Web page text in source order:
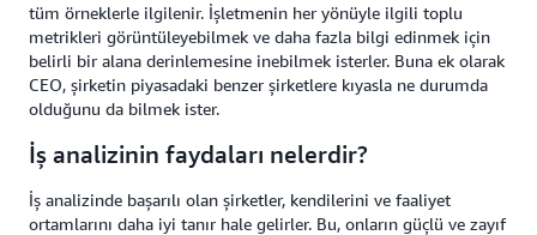
tüm örneklerle ilgilenir. İşletmenin her yönüyle ilgili toplu
metrikleri görüntüleyebilmek ve daha fazla bilgi edinmek için
belirli bir alana derinlemesine inebilmek isterler. Buna ek olarak
CEO, şirketin piyasadaki benzer şirketlere kıyasla ne durumda
olduğunu da bilmek ister.
İş analizinin faydaları nelerdir?
İş analizinde başarılı olan şirketler, kendilerini ve faaliyet
ortamlarını daha iyi tanır hale gelirler. Bu, onların güçlü ve zayıf